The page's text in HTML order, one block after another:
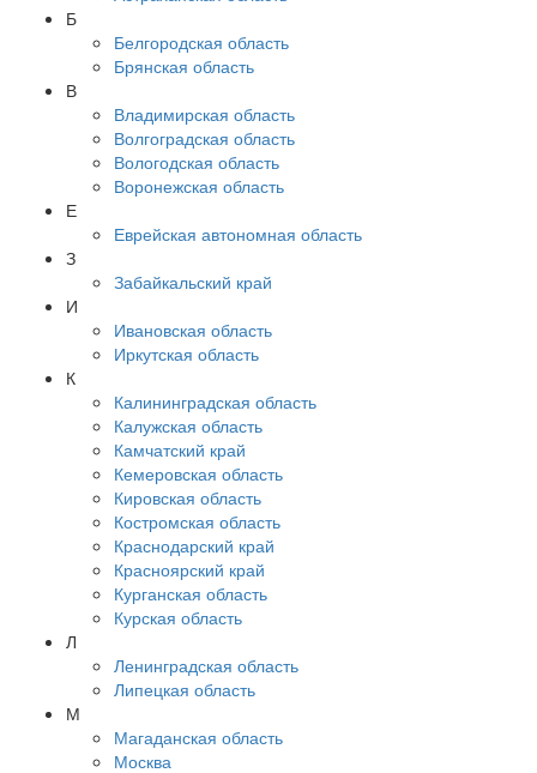
Б
Белгородская область
Брянская область
В
Владимирская область
Волгоградская область
Вологодская область
Воронежская область
Е
Еврейская автономная область
З
Забайкальский край
И
Ивановская область
Иркутская область
К
Калининградская область
Калужская область
Камчатский край
Кемеровская область
Кировская область
Костромская область
Краснодарский край
Красноярский край
Курганская область
Курская область
Л
Ленинградская область
Липецкая область
М
Магаданская область
Москва